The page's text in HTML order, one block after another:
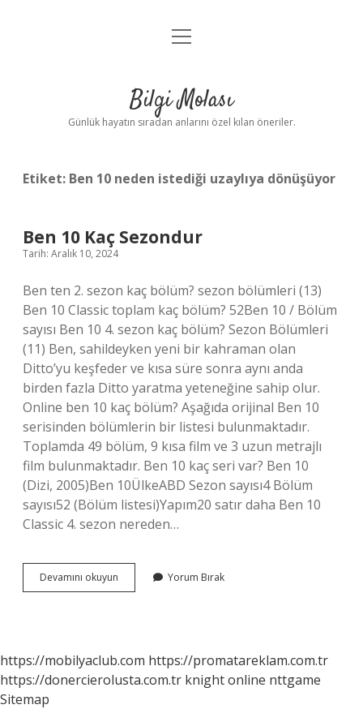
Anasayfa
Yasal Uyarı
menüyü
Bilgi Molası
Günlük hayatın sıradan anlarını özel kılan öneriler.
Etiket: Ben 10 neden istediği uzaylıya dönüşüyor
Ben 10 Kaç Sezondur
Tarih: Aralık 10, 2024
Ben ten 2. sezon kaç bölüm? sezon bölümleri (13)
Ben 10 Classic toplam kaç bölüm? 52Ben 10 / Bölüm
sayısı Ben 10 4. sezon kaç bölüm? Sezon Bölümleri
(11) Ben, sahildeyken yeni bir kahraman olan
Ditto’yu keşfeder ve kısa süre sonra aynı anda
birden fazla Ditto yaratma yeteneğine sahip olur.
Online ben 10 kaç bölüm? Aşağıda orijinal Ben 10
serisinden bölümlerin bir listesi bulunmaktadır.
Toplamda 49 bölüm, 9 kısa film ve 3 uzun metrajlı
film bulunmaktadır. Ben 10 kaç seri var? Ben 10
(Dizi, 2005)Ben 10ÜlkeABD Sezon sayısı4 Bölüm
sayısı52 (Bölüm listesi)Yapım20 satır daha Ben 10
Classic 4. sezon nereden…
Devamını okuyun
10
Yorum Bırak
https://mobilyaclub.com https://promatareklam.com.tr
https://donercierolusta.com.tr knight online nttgame
Sitemap